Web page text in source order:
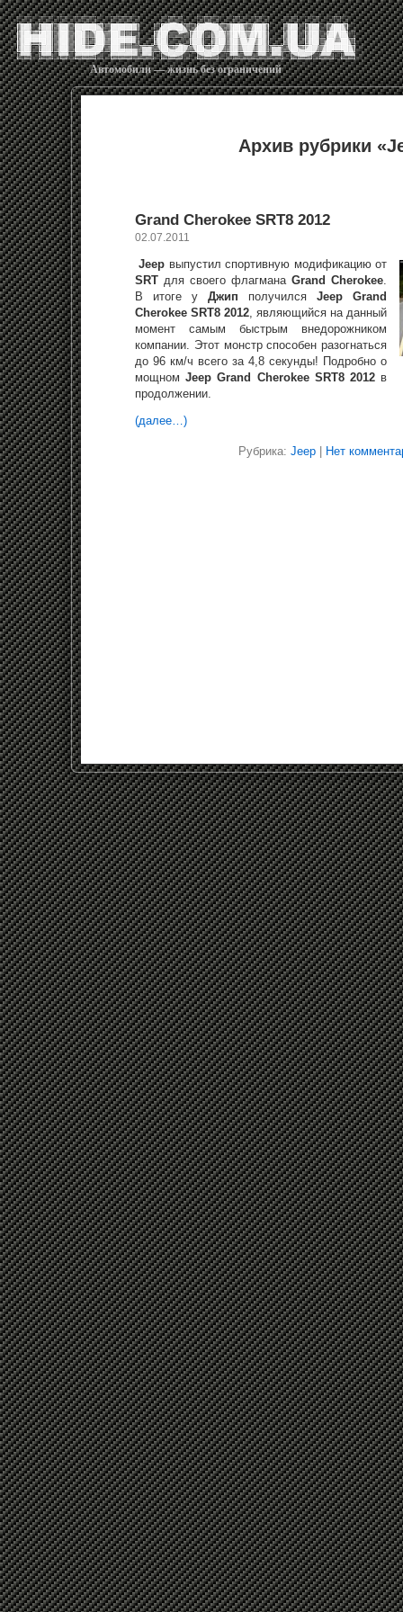
Автомобили — жизнь без ограничений
Архив рубрики
Grand Cherokee SRT8 2012
02.07.2011
Jeep выпустил спортивную модификацию от
SRT для своего флагманаGrand Cherokee.
В итоге у Джип получился Jeep Grand
Cherokee SRT8 2012, являющийся на данный
момент самым быстрым внедорожником
компании. Этот монстр способен разогнаться
до 96 км/ч всего за 4,8 секунды! Подробно о
мощном Jeep Grand Cherokee SRT8 2012в
продолжении.
(далее…)
Рубрика: Jeep Нет